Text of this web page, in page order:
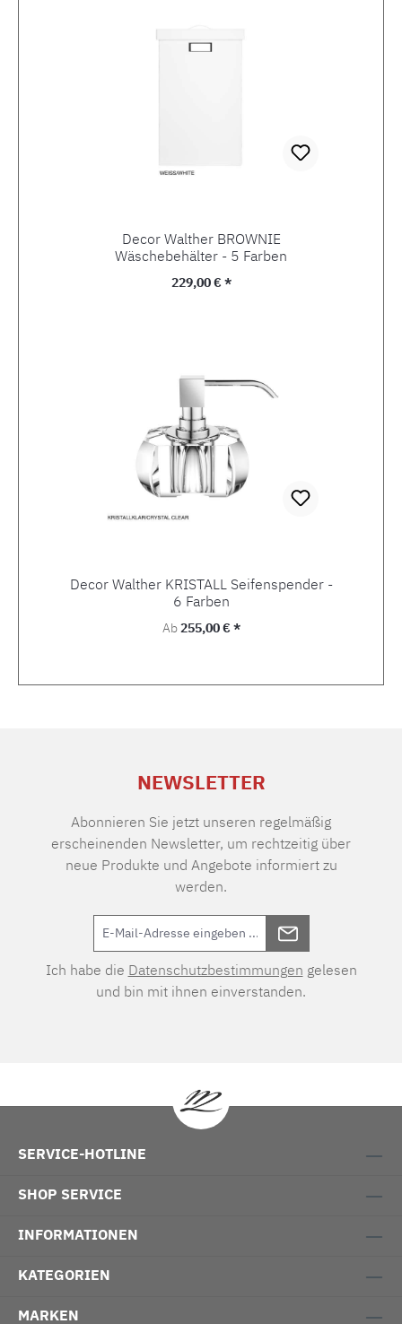
Decor Walther BROWNIE
Wäschebehälter - 5 Farben
Regulärer Preis:
229,00 € *
Decor Walther KRISTALL Seifenspender -
6 Farben
Regulärer Preis:
Ab255,00 € *
NEWSLETTER
Abonnieren Sie jetzt unseren regelmäßig
erscheinenden Newsletter, um rechtzeitig über
neue Produkte und Angebote informiert zu
werden.
Ich habe die Datenschutzbestimmungen gelesen
und bin mit ihnen einverstanden.
SERVICE-HOTLINE
SHOP SERVICE
INFORMATIONEN
KATEGORIEN
MARKEN